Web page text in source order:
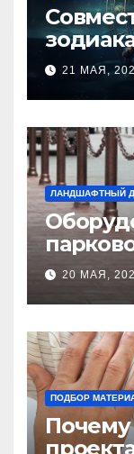
21 МАЯ,
ЛАНДШАФТНЫЙ
20 МАЯ,
ПОДБОР
Почему